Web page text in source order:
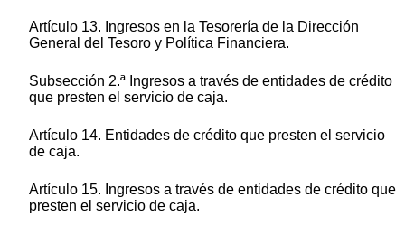
Artículo 13. Ingresos en la Tesorería de la Dirección
General del Tesoro y Política Financiera.
Subsección 2.ª Ingresos a través de entidades de crédito
que presten el servicio de caja.
Artículo 14. Entidades de crédito que presten el servicio
de caja.
Artículo 15. Ingresos a través de entidades de crédito que
presten el servicio de caja.